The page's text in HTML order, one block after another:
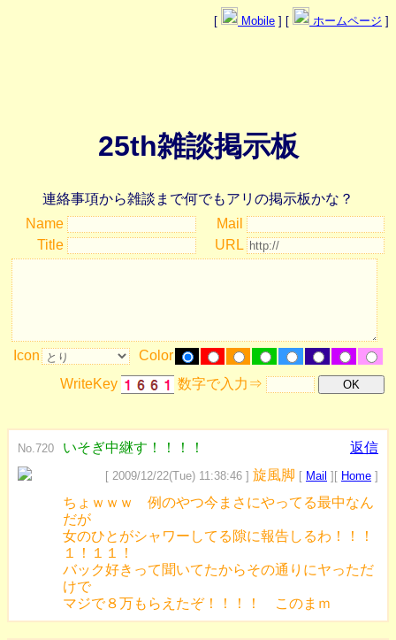
[ Mobile ] [ ホームページ ]
25th雑談掲示板
連絡事項から雑談まで何でもアリの掲示板かな？
Name
Mail
Title
URL
Icon
Color
WriteKey
数字で入力⇒
No.720 いそぎ中継す！！！！ 返信
[ 2009/12/22(Tue) 11:38:46 ] 旋風脚 [ Mail ][ Home ]
ちょｗｗｗ 例のやつ今まさにやってる最中なん
だが
女のひとがシャワーしてる隙に報告しるわ！！！
１！１１！
バック好きって聞いてたからその通りにヤっただ
けで
マジで８万もらえたぞ！！！！ このまｍ